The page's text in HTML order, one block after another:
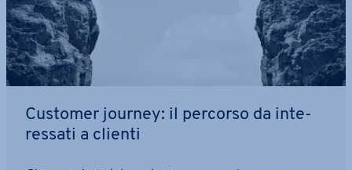
Customer journey: il percorso da in­te­
res­sa­ti a clienti